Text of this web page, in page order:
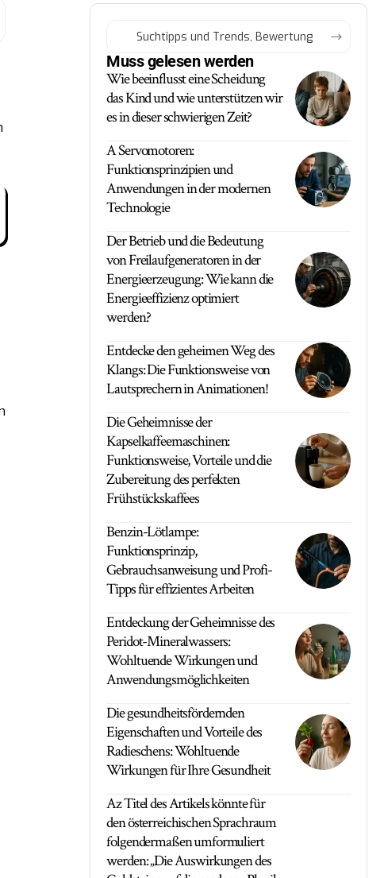
Muss gelesen werden
Wie beeinflusst eine Scheidung
das Kind und wie unterstützen wir
es in dieser schwierigen Zeit?
A Servomotoren:
Funktionsprinzipien und
Anwendungen in der modernen
Technologie
Der Betrieb und die Bedeutung
von Freilaufgeneratoren in der
Energieerzeugung: Wie kann die
Energieeffizienz optimiert
werden?
Entdecke den geheimen Weg des
Klangs: Die Funktionsweise von
Lautsprechern in Animationen!
Die Geheimnisse der
Kapselkaffeemaschinen:
Funktionsweise, Vorteile und die
Zubereitung des perfekten
Frühstückskaffees
Benzin-Lötlampe:
Funktionsprinzip,
Gebrauchsanweisung und Profi-
Tipps für effizientes Arbeiten
Entdeckung der Geheimnisse des
Peridot-Mineralwassers:
Wohltuende Wirkungen und
Anwendungsmöglichkeiten
Die gesundheitsfördernden
Eigenschaften und Vorteile des
Radieschens: Wohltuende
Wirkungen für Ihre Gesundheit
Az Titel des Artikels könnte für
den österreichischen Sprachraum
folgendermaßen umformuliert
werden: „Die Auswirkungen des